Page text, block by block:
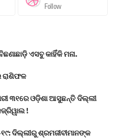
Follow
ଏସବୁ କାହିଁକି ମନା.
୩୧ରେ ଓଡ଼ିଶା ଆସୁଛନ୍ତି ଦିଲ୍ଲୀ
!
ଦିଲ୍ଲୀରୁ ଶ୍ରମଜୀବୀମାନଙ୍କ